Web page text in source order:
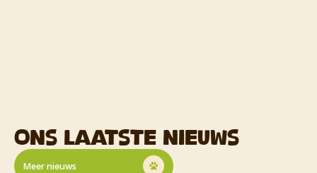
Ons Laatste Nieuws
Meer nieuws